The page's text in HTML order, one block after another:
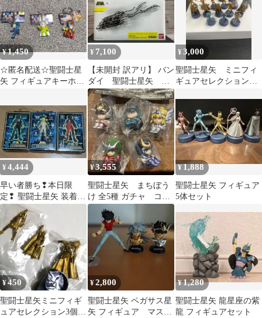
¥1,450
☆匿名配送☆聖闘士星
矢 フィギュアキーホル
¥ 7,100
【未開封 訳アリ】 バン
ダイ 聖闘士星矢 聖
闘士聖衣神話 アリエ
スシオン
¥3,000
聖闘士星矢 ミニフィ
ギュアセレクション
¥4,444
早い者勝ち❢本日限
定❢ 聖闘士星矢 装着リ
アルクロス DX フィギ
ュア3種セット
¥3,555
聖闘士星矢 まちぼう
け 全5種 ガチャ コン
プリート セット
¥1,888
聖闘士星矢 フィギュア
5体セット
¥450
聖闘士星矢ミニフィギ
ュアセレクション3個セ
¥2,800
聖闘士星矢 ペガサス星
矢 フィギュア マスコ
¥1,280
聖闘士星矢 龍星座の紫
龍 フィギュアセット